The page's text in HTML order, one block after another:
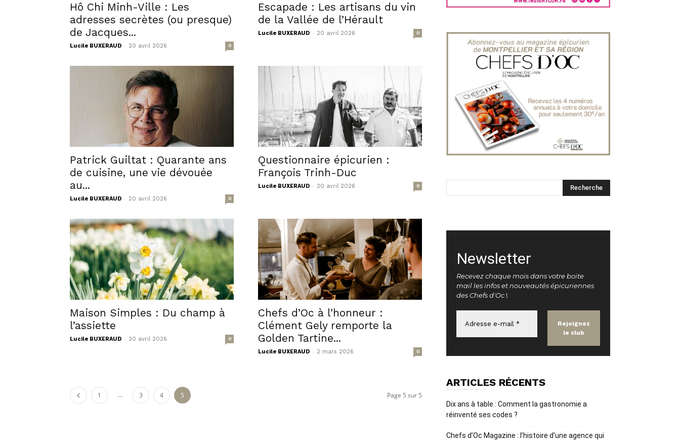
Hô Chi Minh-Ville : Les
adresses secrètes (ou presque)
de Jacques...
Lucile BUXERAUD - 20 avril 2026 0
Escapade : Les artisans du vin
de la Vallée de l’Hérault
Lucile BUXERAUD - 20 avril 2026 0
Patrick Guiltat : Quarante ans
de cuisine, une vie dévouée
au...
Lucile BUXERAUD - 20 avril 2026 0
Questionnaire épicurien :
François Trinh-Duc
Lucile BUXERAUD - 20 avril 2026 0
Maison Simples : Du champ à
l’assiette
Lucile BUXERAUD - 20 avril 2026 0
Chefs d’Oc à l’honneur :
Clément Gely remporte la
Golden Tartine...
Lucile BUXERAUD - 2 mars 2026 0
1 ... 3 4 5 Page 5 sur 5
Newsletter
Recevez chaque mois dans votre boite
mail les infos et nouveautés épicuriennes
des Chefs d'Oc !
ARTICLES RÉCENTS
Dix ans à table : Comment la gastronomie a
réinventé ses codes ?
Chefs d’Oc Magazine : l’histoire d’une agence qui